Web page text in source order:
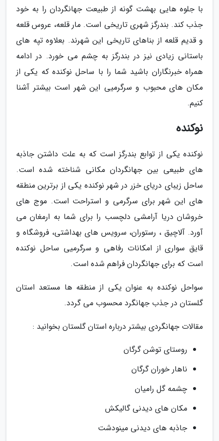
با جلوه هایی بهشت گونه از طبیعت جهانگردان را به خود
جذب کند. بندرگز شهری تاریخی است. مار قلعه، عروس قلعه
و قدیم قلعه از بناهای تاریخی این شهرند. بعلاوه تپه های
باستانی زیادی نیز در بندرگز به چشم می خورد. در ادامه
همراه خبرنگاران باشید شما را با ساحل نوکنده که یکی از
مکان های محبوب و سرگرمیی این شهر است بیشتر آشنا
کنیم.
نوکنده
نوکنده یکی از توابع بندرگز است که به علت داشتن جاذبه
های طبیعی بین جهانگردان مکانی شناخته شده است.
ساحل زیبای دریای خزر در شهر نوکنده یکی از برترین منطقه
های این شهر برای سرگرمی و استراحت است. موج های
خروشان دریا آرامشی دلچسب را برای شما به ارمغان می
آورد. آلاچیق ، رستوران، سرویس های بهداشتی، فروشگاه و
قایق سواری از امکانات رفاهی و سرگرمیی ساحل نوکنده
است که برای جهانگردان فراهم شده است.
سواحل نوکنده به عنوان یکی از منطقه ها مستعد استان
گلستان در جذب جهانگرد محسوب می گردد.
مقالات جهانگردی بیشتر درباره استان گلستان بخوانید :
روستای توشن گرگان
ناهار خوران گرگان
چشمه گل رامیان
مکان های دیدنی گالیکش
جاذبه های دیدنی مینودشت